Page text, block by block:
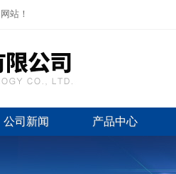
站！
公司新闻 产品中心